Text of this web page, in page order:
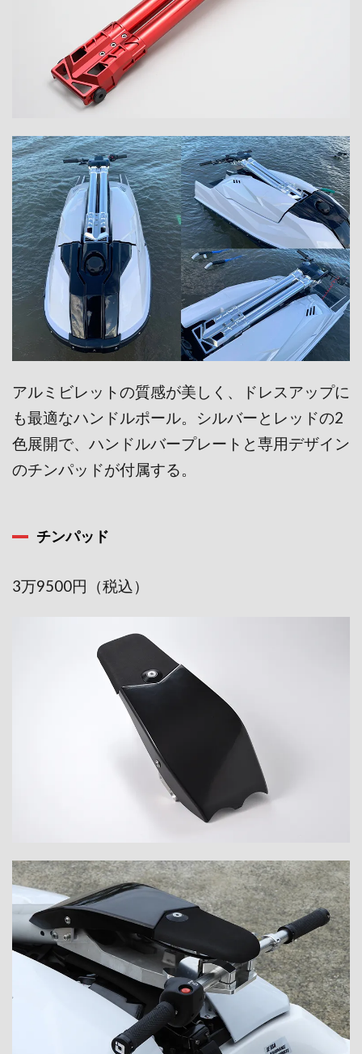
アルミビレットの質感が美しく、ドレスアップに
も最適なハンドルポール。 シルバーとレッドの2
色展開で、ハンドルバープレートと専用デザイン
のチンパッドが付属する。
チンパッド
3万9500円（税込）